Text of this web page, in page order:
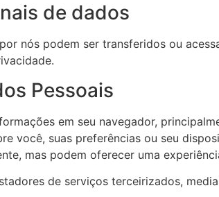
de dados
nós podem ser transferidos ou
Pessoais
em seu navegador,
você, suas preferências ou seu
mas podem oferecer uma
de serviços terceirizados,